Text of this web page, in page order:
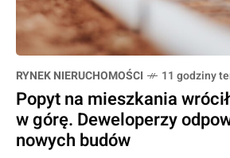
RYNEK NIERUCHOMOŚCI 11 godziny
Popyt na mieszkania
w górę. Deweloperzy
nowych budów